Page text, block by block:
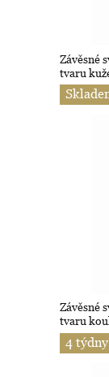
Závěsné
tvaru
Závěsné
tvaru
4 týdny